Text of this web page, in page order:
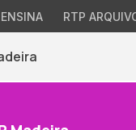
RTP